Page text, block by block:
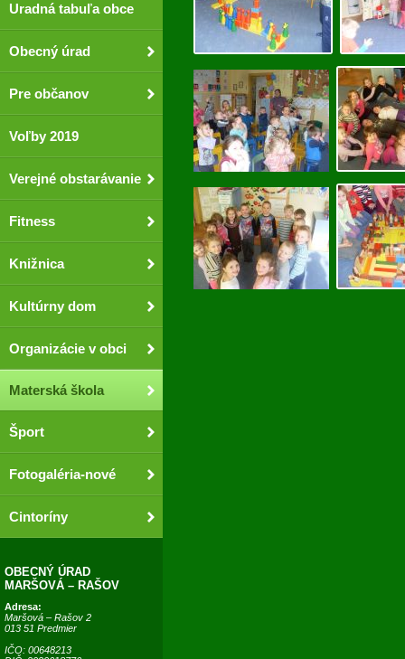
Uradná tabuľa obce
Obecný úrad
Pre občanov
Voľby 2019
Verejné obstarávanie
Fitness
Knižnica
Kultúrny dom
Organizácie v obci
Materská škola
Šport
Fotogaléria-nové
Cintoríny
OBECNÝ ÚRAD
MARŠOVÁ – RAŠOV
Adresa:
Maršová – Rašov 2
013 51 Predmier
IČO: 00648213